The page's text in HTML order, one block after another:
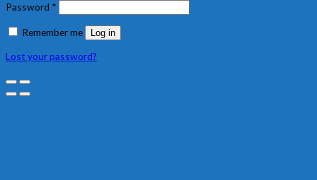
Password *
Remember me Log in
Lost your password?